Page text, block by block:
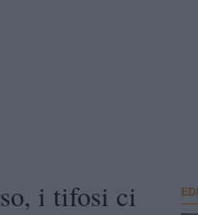
i tifosi ci